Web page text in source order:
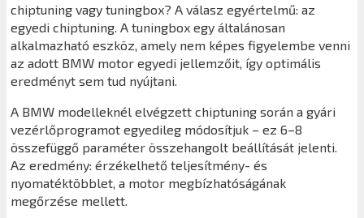
chiptuning vagy tuningbox? A válasz egyértelmű: az
egyedi chiptuning. A tuningbox egy általánosan
alkalmazható eszköz, amely nem képes figyelembe venni
az adott BMW motor egyedi jellemzőit, így optimális
eredményt sem tud nyújtani.
A BMW modelleknél elvégzett chiptuning során a gyári
vezérlőprogramot egyedileg módosítjuk – ez 6–8
összefüggő paraméter összehangolt beállítását jelenti.
Az eredmény: érzékelhető teljesítmény- és
nyomatéktöbblet, a motor megbízhatóságának
megőrzése mellett.